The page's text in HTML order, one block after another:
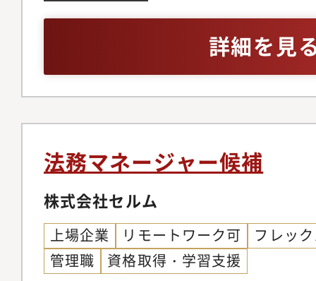
の経常利益と当期純
を最終年度とする中
値を１年前倒しで概
度も予想を上回る業
好調です。この成長
務部門への期待は増
範囲も拡大している
め募集します。国内
超、海外売上比率7割
ガバナンス強化を通
との連携も増えてい
サービス提供契約、
様々な契約書の作成
います。◎法的リスク
案：事業活動におけ
その回避策や対応策
的アドバイスの提供
営陣や各部門に対し
行い、ビジネス判断
ンプライアンス体制
の策定、内部通報対
ス体制の強化を推進
法務の実務経験3年
ジー、クリエイティ
詳細を見
法務マネージャー候補
株式会社セルム
上場企業 リモートワーク可
フレッ
管理職
資格取得・学習支援